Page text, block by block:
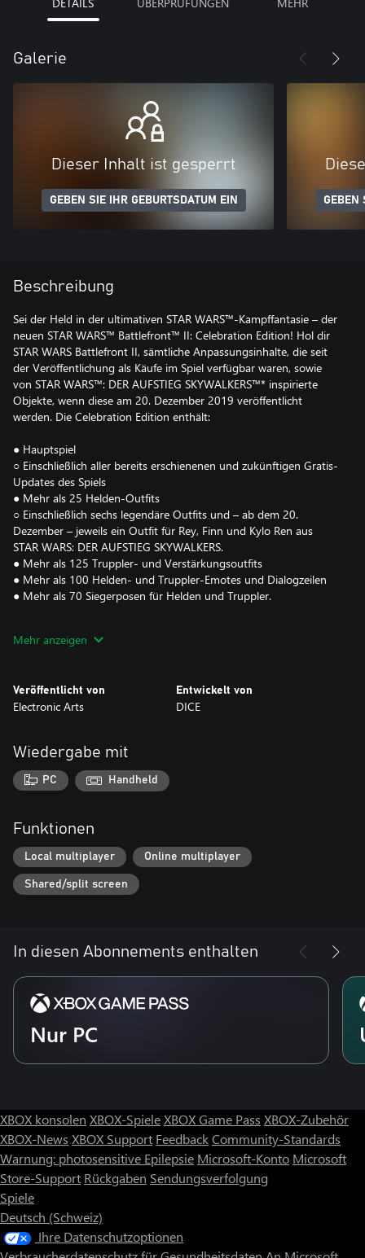
Galerie
Dieser Inhalt ist gesperrt
GEBEN SIE IHR GEBURTSDATUM EIN GEBEN
Beschreibung
Sei der Held in der ultimativen STAR WARS™-Kampffantasie – der
neuen STAR WARS™ Battlefront™ II: Celebration Edition! Hol dir
STAR WARS Battlefront II, sämtliche Anpassungsinhalte, die seit
der Veröffentlichung als Käufe im Spiel verfügbar waren, sowie
von STAR WARS™: DER AUFSTIEG SKYWALKERS™* inspirierte
Objekte, wenn diese am 20. Dezember 2019 veröffentlicht
werden. Die Celebration Edition enthält:
● Hauptspiel
○ Einschließlich aller bereits erschienenen und zukünftigen Gratis-
Updates des Spiels
● Mehr als 25 Helden-Outfits
○ Einschließlich sechs legendäre Outfits und – ab dem 20.
Dezember – jeweils ein Outfit für Rey, Finn und Kylo Ren aus
STAR WARS: DER AUFSTIEG SKYWALKERS.
● Mehr als 125 Truppler- und Verstärkungsoutfits
● Mehr als 100 Helden- und Truppler-Emotes und Dialogzeilen
● Mehr als 70 Siegerposen für Helden und Truppler.
und der Macht in den gewaltigen Multiplayer-Schlachten von
Nimm an umfassenden Konflikten auf legendären Planeten mit
Charakteren aus allen drei STAR WARS-Epochen teil. Erlebe ab
SKYWALKERS inspirierten Verstärkungen. Feiere zwei Jahre
kostenlose Updates und Inhalte mit der lebendigen Community
des Spiels. Erlebe die STAR WARS-Schlachten deiner Träume.
Anpassungsinhalte sind in der Celebration Edition nicht
enthalten.
Mehr anzeigen
Veröffentlicht von
Electronic Arts
Entwickelt von
DICE
Wiedergabe mit
PC Handheld
Funktionen
Local multiplayer Online multiplayer
Shared/split screen
In diesen Abonnements enthalten
Nur PC
XBOX konsolen XBOX-SpieleXBOX Game Pass XBOX-Zubehör
XBOX-News XBOX Support FeedbackCommunity-Standards
Warnung: photosensitive Epilepsie Microsoft-Konto Microsoft
Store-Support Rückgaben Sendungsverfolgung
Spiele
Deutsch (Schweiz)
Ihre Datenschutzoptionen